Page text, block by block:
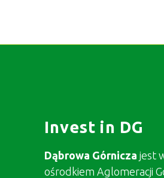
Invest in DG
Dąbrowa Górnicza jest
ośrodkiem Aglomeracji